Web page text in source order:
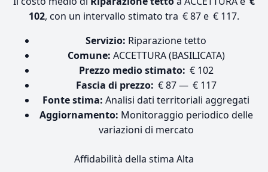
102, con un intervallo stimato tra € 87 e € 117.
Servizio: Riparazione tetto
Comune: ACCETTURA (BASILICATA)
Prezzo medio stimato: € 102
Fascia di prezzo: € 87 — € 117
Fonte stima: Analisi dati territoriali aggregati
Aggiornamento: Monitoraggio periodico delle
variazioni di mercato
Affidabilità della stima Alta